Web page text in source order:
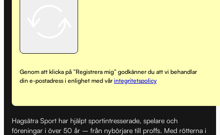
Genom att klicka på ”Registrera mig” godkänner du att vi behandlar
din e-postadress i enlighet med vårintegritetspolicy
Hagsätra Sport har hjälpt sportintresserade, spelare och
föreningar i över 50 år – från nybörjare till proffs. Med rötterna i